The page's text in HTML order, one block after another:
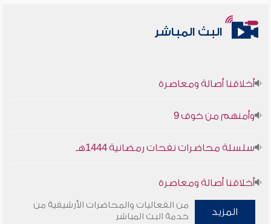
البث المباشر
أخلاقنا أصالة ومعاصرة
وأمنهم من خوف 9
سلسلة محاضرات نفحات رمضانية 1444هـ
أخلاقنا أصالة ومعاصرة
وأمنهم من خوف 9
المزيد
من الفعاليات والمحاضرات الأرشيفية من
خدمة البث المباشر